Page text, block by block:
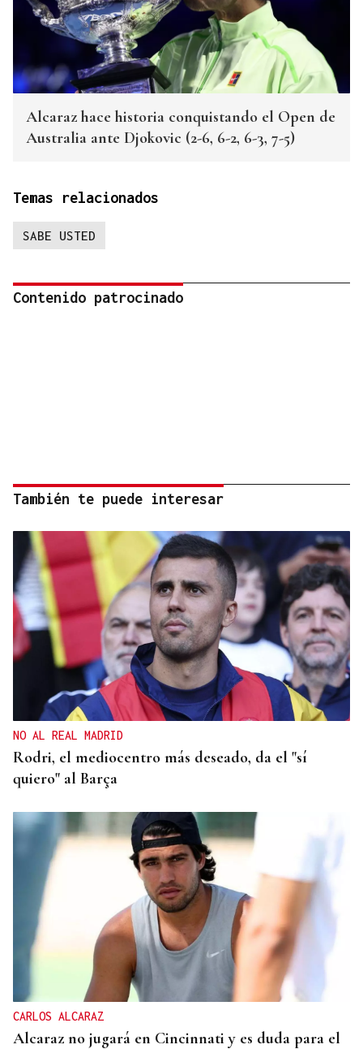
Alcaraz hace historia conquistando el Open de
Australia ante Djokovic (2-6, 6-2, 6-3, 7-5)
Temas relacionados
SABE USTED
Contenido patrocinado
También te puede interesar
NO AL REAL MADRID
Rodri, el mediocentro más deseado, da el "sí
quiero" al Barça
CARLOS ALCARAZ
Alcaraz no jugará en Cincinnati y es duda para el